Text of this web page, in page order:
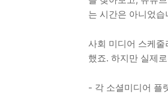
는 시간은 아니었습
사회 미디어 스케
했죠. 하지만 실제
- 각 소셜미디어 플